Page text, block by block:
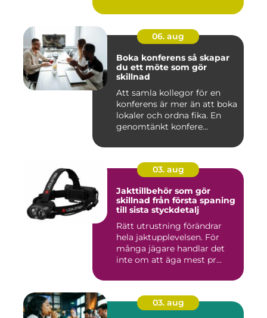
06. aug
Boka konferens så skapar
du ett möte som gör
skillnad
Att samla kollegor för en
konferens är mer än att boka
lokaler och ordna fika. En
genomtänkt konfere...
03. aug
Jakttillbehör som gör
skillnad från första spaning
till sista styckdetalj
Rätt utrustning förändrar
hela jaktupplevelsen. För
många jägare handlar det
inte om att äga mest pr...
03. aug